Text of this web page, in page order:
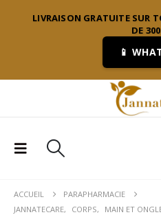
LIVRAISON GRATUITE SUR
DE
📱
ACCUEIL
PARAPHARMACIE
JANNATECARE, CORPS, MAIN ET